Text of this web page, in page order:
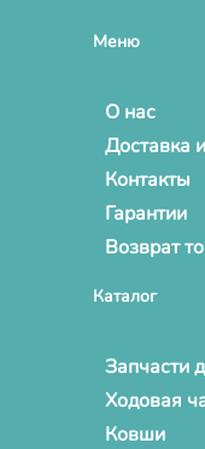
Меню
О нас
Доставка
Контакты
Гарантии
Возврат
Каталог
Запчасти
Ходовая
Ковши